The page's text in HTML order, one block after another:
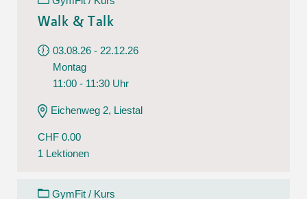
Walk & Talk
03.08.26 - 22.12.26
Montag
11:00 - 11:30 Uhr
Eichenweg 2, Liestal
CHF 0.00
1 Lektionen
GymFit / Kurs